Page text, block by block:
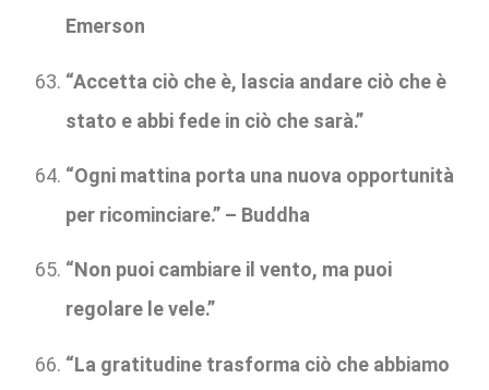
Emerson
“Accetta ciò che è, lascia andare ciò che è
stato e abbi fede in ciò che sarà.”
“Ogni mattina porta una nuova opportunità
per ricominciare.” – Buddha
“Non puoi cambiare il vento, ma puoi
regolare le vele.”
“La gratitudine trasforma ciò che abbiamo